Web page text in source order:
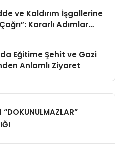
ve Kaldırım İşgallerine
Kararlı Adımlar
Eğitime Şehit ve Gazi
Anlamlı Ziyaret
“DOKUNULMAZLAR”